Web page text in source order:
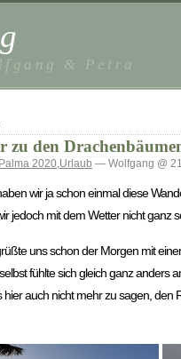
& Petra
zu den
2020,Urlaub — Wolfgang @
wir ja schon einmal diese
jedoch mit dem Wetter nicht ganz
uns schon der Morgen mit
fühlte sich gleich ganz anders
hier auch nicht mehr zu sagen, den